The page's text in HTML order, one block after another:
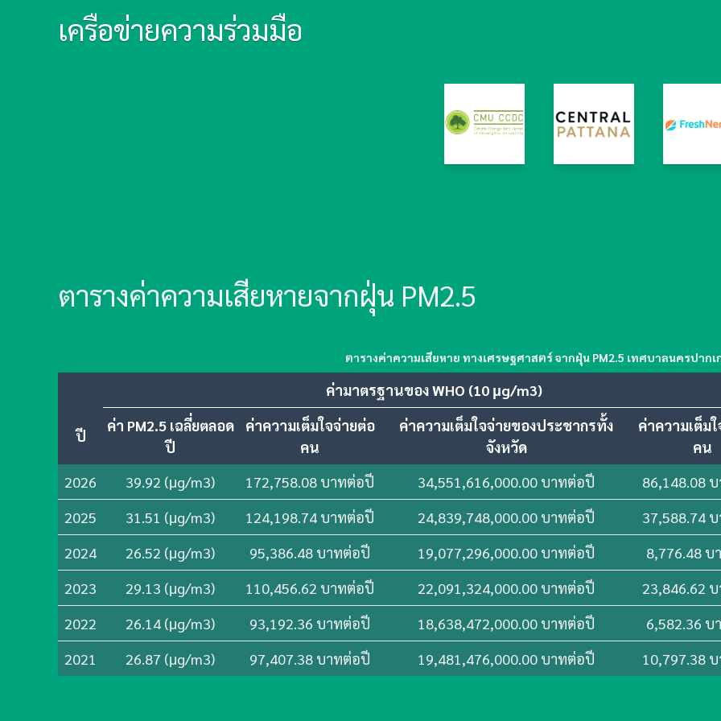
เครือข่ายความร่วมมือ
ตารางค่าความเสียหายจากฝุ่น PM2.5
ตารางค่าความเสียหาย ทางเศรษฐศาสตร์ จากฝุ่น PM2.5 เทศบาลนครปากเ
ค่ามาตรฐานของ WHO (10 μg/m3)
ปี
ค่า PM2.5 เฉลี่ยตลอด
ปี
ค่าความเต็มใจจ่ายต่อ
คน
ค่าความเต็มใจจ่ายของประชากรทั้ง
จังหวัด
ค่าความเต็ม
คน
2026
39.92 (μg/m3) 172,758.08 บาทต่อปี 34,551,616,000.00 บาทต่อปี
86,148.08
2025
31.51 (μg/m3) 124,198.74 บาทต่อปี 24,839,748,000.00 บาทต่อปี
37,588.74
2024
26.52 (μg/m3) 95,386.48 บาทต่อปี 19,077,296,000.00 บาทต่อปี
8,776.48
2023
29.13 (μg/m3) 110,456.62 บาทต่อปี 22,091,324,000.00 บาทต่อปี
23,846.62
2022
26.14 (μg/m3) 93,192.36 บาทต่อปี 18,638,472,000.00 บาทต่อปี
6,582.36
2021
26.87 (μg/m3) 97,407.38 บาทต่อปี 19,481,476,000.00 บาทต่อปี 10,797.38